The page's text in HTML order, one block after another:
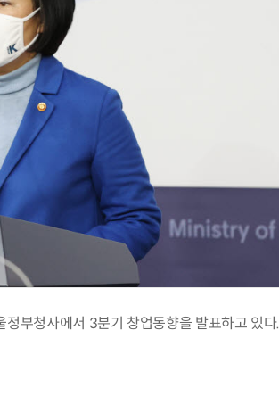
부청사에서 3분기 창업동향을 발표하고 있다.